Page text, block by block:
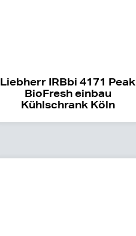
Liebherr IRBbi 4171 Peak
BioFresh einbau
Kühlschrank Köln